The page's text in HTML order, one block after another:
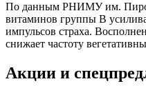
По данным РНИМУ им.
витаминов группы B
импульсов страха.
снижает частоту
Акции и